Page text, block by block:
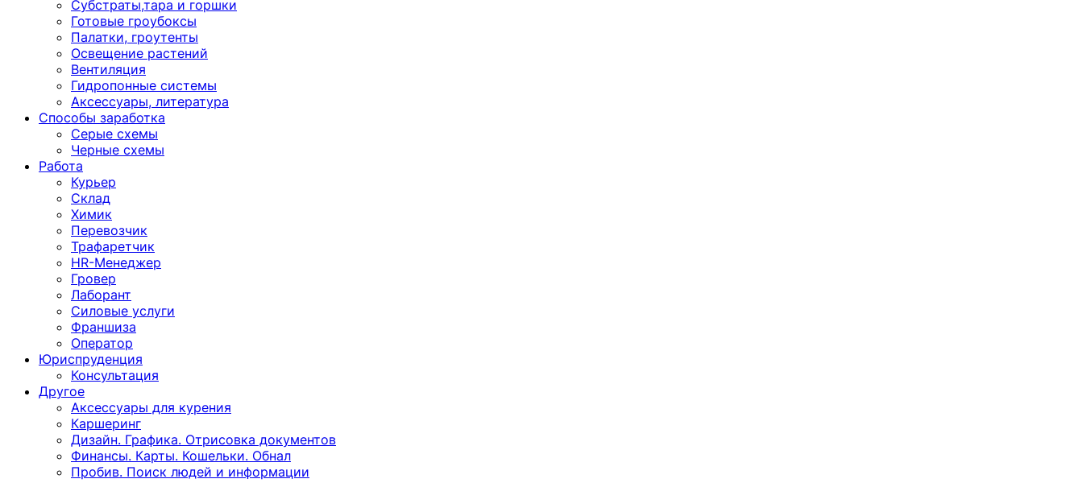
Субстраты,тара и горшки
Готовые гроубоксы
Палатки, гроутенты
Освещение растений
Вентиляция
Гидропонные системы
Аксессуары, литература
Способы заработка
Серые схемы
Черные схемы
Работа
Курьер
Склад
Химик
Перевозчик
Трафаретчик
HR-Менеджер
Гровер
Лаборант
Силовые услуги
Франшиза
Оператор
Юриспруденция
Консультация
Другoе
Аксессуары для курения
Каршеринг
Дизайн. Графика. Отрисовка документов
Финансы. Карты. Кошельки. Обнал
Пробив. Поиск людей и информации